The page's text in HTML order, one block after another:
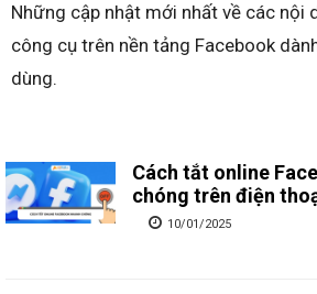
Những cập nhật mới nhất về các nội
công cụ trên nền tảng Facebook
dùng.
Cách tắt online
chóng trên điện
10/01/2025